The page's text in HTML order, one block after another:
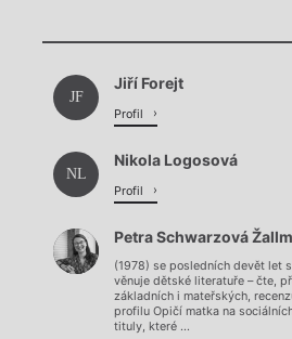
Chviličku.
JF
Jiří Forejt
Profil
NL
Nikola Logosová
Profil
Petra Schwarzová
(1978) se posledních devět let
věnuje dětské literatuře – čte,
základních i mateřských,
profilu Opičí matka na
tituly, které ...